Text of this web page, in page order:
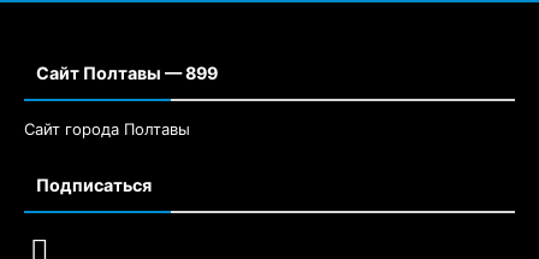
Сайт Полтавы — 899
Сайт города Полтавы
Подписаться